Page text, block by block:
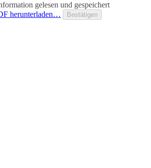
gelesen und gespeichert
herunterladen…
Bestätigen